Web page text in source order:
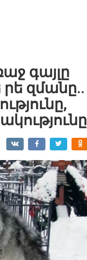
գայլը
րե զմանը..